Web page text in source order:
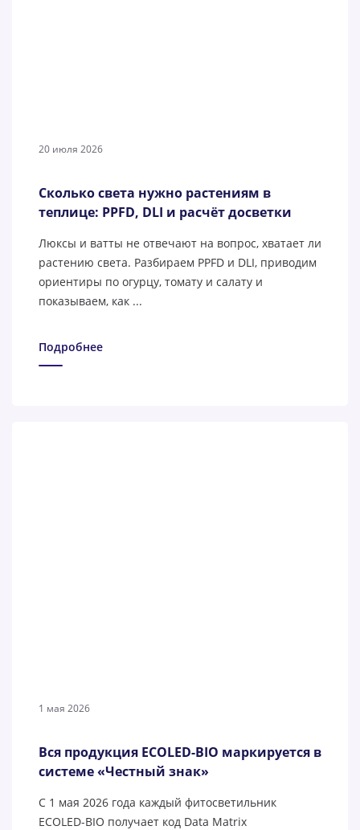
20 июля 2026
Сколько света нужно растениям в
теплице: PPFD, DLI и расчёт досветки
Люксы и ватты не отвечают на вопрос, хватает ли
растению света. Разбираем PPFD и DLI, приводим
ориентиры по огурцу, томату и салату и
показываем, как ...
Подробнее
1 мая 2026
Вся продукция ECOLED-BIO маркируется в
системе «Честный знак»
С 1 мая 2026 года каждый фитосветильник
ECOLED-BIO получает код Data Matrix